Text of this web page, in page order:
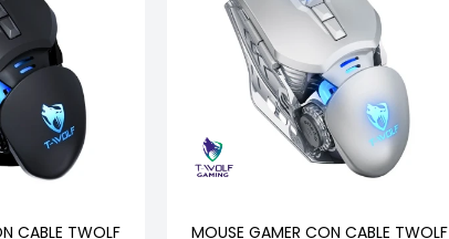
CABLE TWOLF
MOUSE GAMER CON CABLE TWOLF